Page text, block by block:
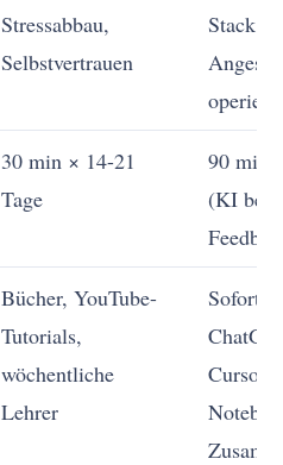
Stressabbau,
Selbstvertrauen
Stack,
30 min × 14-21
Tage
90 min
(KI
Bücher, YouTube-
Tutorials,
wöchentliche
Lehrer
Sofort
Cursor,